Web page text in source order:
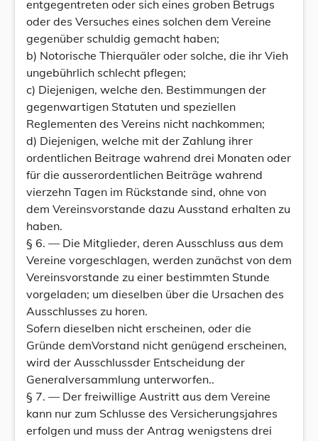
entgegentreten oder sich eines groben Betrugs
oder des Versuches eines solchen dem Vereine
gegenüber schuldig gemacht haben;
b) Notorische Thierquäler oder solche, die ihr Vieh
ungebührlich schlecht pflegen;
c) Diejenigen, welche den. Bestimmungen der
gegenwartigen Statuten und speziellen
Reglementen des Vereins nicht nachkommen;
d) Diejenigen, welche mit der Zahlung ihrer
ordentlichen Beitrage wahrend drei Monaten oder
für die ausserordentlichen Beiträge wahrend
vierzehn Tagen im Rückstande sind, ohne von
dem Vereinsvorstande dazu Ausstand erhalten zu
haben.
§ 6. — Die Mitglieder, deren Ausschluss aus dem
Vereine vorgeschlagen, werden zunächst von dem
Vereinsvorstande zu einer bestimmten Stunde
vorgeladen; um dieselben über die Ursachen des
Ausschlusses zu horen.
Sofern dieselben nicht erscheinen, oder die
Gründe demVorstand nicht genügend erscheinen,
wird der Ausschlussder Entscheidung der
Generalversammlung unterworfen..
§ 7. — Der freiwillige Austritt aus dem Vereine
kann nur zum Schlusse des Versicherungsjahres
erfolgen und muss der Antrag wenigstens drei